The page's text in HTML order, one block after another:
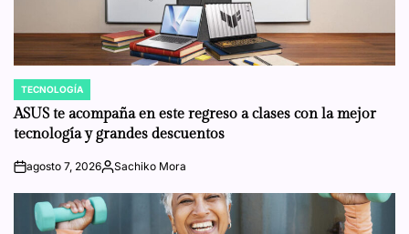
POSTED
IN
TECNOLOGÍA
ASUS te acompaña en este regreso a clases con la mejor
tecnología y grandes descuentos
onagosto 7, 2026Posted
Sachiko Mora